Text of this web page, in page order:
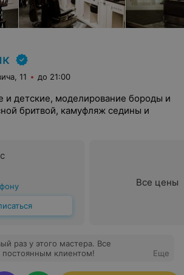
11 до 21:00
и детские, моделирование бороды и
бритвой, камуфляж седины и
Все цены
раз у этого мастера. Все
постоянным клиентом!
Еще